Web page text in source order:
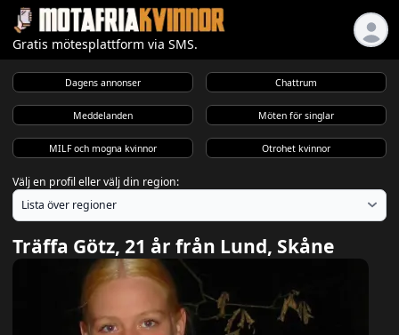
Gratis mötesplattform via SMS.
Dagens annonser Chattrum
Meddelanden Möten för singlar
MILF och mogna kvinnor Otrohet kvinnor
Välj en profil eller välj din region:
Träffa Götz, 21 år från Lund, Skåne